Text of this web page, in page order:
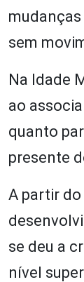
sem
Na Idade
ao
quanto
presente
A partir
se deu a
nível